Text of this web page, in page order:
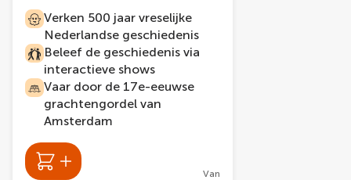
Verken 500 jaar vreselijke
Nederlandse geschiedenis
Beleef de geschiedenis via
interactieve shows
Vaar door de 17e-eeuwse
grachtengordel van
Amsterdam
Van